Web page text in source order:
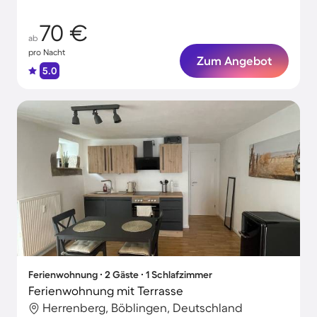
ab 70 €
pro Nacht
5.0
Zum Angebot
Ferienwohnung ∙ 2 Gäste ∙ 1 Schlafzimmer
Ferienwohnung mit Terrasse
Herrenberg, Böblingen, Deutschland